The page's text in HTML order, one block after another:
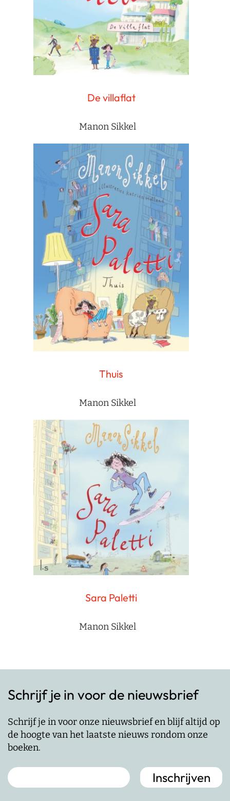
De villaflat
Manon Sikkel
Thuis
Manon Sikkel
Sara Paletti
Manon Sikkel
Schrijf je in voor de nieuwsbrief
Schrijf je in voor onze nieuwsbrief en blijf altijd op
de hoogte van het laatste nieuws rondom onze
boeken.